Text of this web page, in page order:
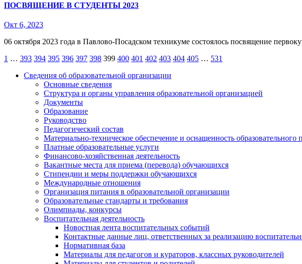
ПОСВЯЩЕНИЕ В СТУДЕНТЫ 2023
Окт 6, 2023
06 октября 2023 года в Павлово-Посадском техникуме состоялось посвящение
Пагинация
записей
1 … 393 394 395 396 397 398 399 400 401 402 403 404 405 … 531
Сведения об образовательной организации
Основные сведения
Структура и органы управления образовательной организацией
Документы
Образование
Руководство
Педагогический состав
Материально-техническое обеспечение и оснащенность образовательного
Платные образовательные услуги
Финансово-хозяйственная деятельность
Вакантные места для приема (перевода) обучающихся
Стипендии и меры поддержки обучающихся
Международные отношения
Организация питания в образовательной организации
Образовательные стандарты и требования
Олимпиады, конкурсы
Воспитательная деятельность
Новостная лента воспитательных событий
Контактные данные лиц, ответственных за реализацию
Нормативная база
Материалы для педагогов и кураторов, классных руководителей